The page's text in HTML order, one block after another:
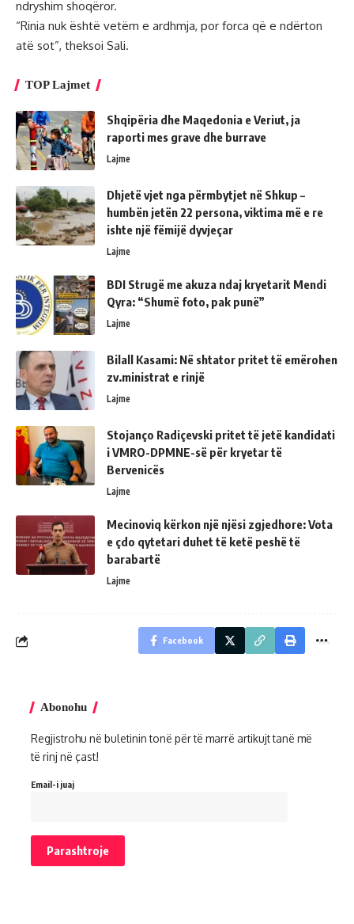
ndryshim shoqëror.
“Rinia nuk është vetëm e ardhmja, por forca që e ndërton
atë sot”, theksoi Sali.
TOP Lajmet
Shqipëria dhe Maqedonia e Veriut, ja
raporti mes grave dhe burrave
Lajme
Dhjetë vjet nga përmbytjet në Shkup –
humbën jetën 22 persona, viktima më e re
ishte një fëmijë dyvjeçar
Lajme
BDI Strugë me akuza ndaj kryetarit Mendi
Qyra: “Shumë foto, pak punë”
Lajme
Bilall Kasami: Në shtator pritet të emërohen
zv.ministrat e rinjë
Lajme
Stojanço Radiçevski pritet të jetë kandidati
i VMRO-DPMNE-së për kryetar të
Bervenicës
Lajme
Mecinoviq kërkon një njësi zgjedhore: Vota
e çdo qytetari duhet të ketë peshë të
barabartë
Lajme
Facebook
Abonohu
Regjistrohu në buletinin tonë për të marrë artikujt tanë më
të rinj në çast!
Email-i juaj